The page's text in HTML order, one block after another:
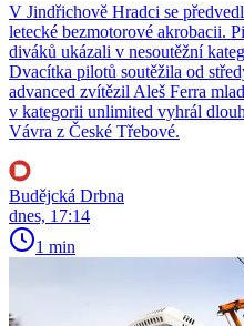
V Jindřichově Hradci se
letecké bezmotorové akrobacii.
diváků ukázali v nesoutěžní
Dvacítka pilotů soutěžila od
advanced zvítězil Aleš Ferra
v kategorii unlimited vyhrál
Vávra z České Třebové.
Budějcká Drbna
dnes, 17:14
1 min